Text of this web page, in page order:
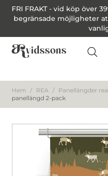
FRI FRAKT - vid köp över
begränsade möjligheter
Hem / REA / Panellängder rea
panellängd 2-pack